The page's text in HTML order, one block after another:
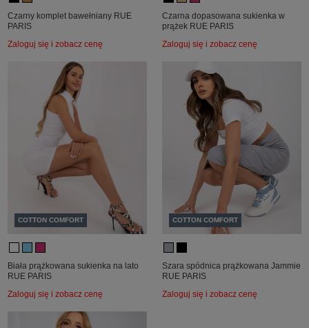
Czarny komplet bawełniany RUE
PARIS
Zaloguj się i zobacz cenę
Czarna dopasowana sukienka w
prążek RUE PARIS
Zaloguj się i zobacz cenę
COTTON COMFORT
Biała prążkowana sukienka na lato
RUE PARIS
Zaloguj się i zobacz cenę
COTTON COMFORT
Szara spódnica prążkowana Jammie
RUE PARIS
Zaloguj się i zobacz cenę